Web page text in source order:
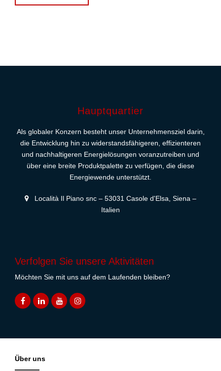
Hauptquartier
Als globaler Konzern besteht unser Unternehmensziel darin,
die Entwicklung hin zu widerstandsfähigeren, effizienteren
und nachhaltigeren Energielösungen voranzutreiben und
über eine breite Produktpalette zu verfügen, die diese
Energiewende unterstützt.
Località Il Piano snc – 53031 Casole d'Elsa, Siena –
Italien
Verfolgen Sie unsere Aktivitäten
Möchten Sie mit uns auf dem Laufenden bleiben?
Über uns